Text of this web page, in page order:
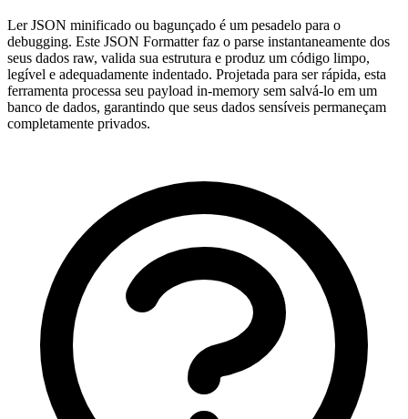
Ler JSON minificado ou bagunçado é um pesadelo para o
debugging. Este JSON Formatter faz o parse instantaneamente dos
seus dados raw, valida sua estrutura e produz um código limpo,
legível e adequadamente indentado. Projetada para ser rápida, esta
ferramenta processa seu payload in-memory sem salvá-lo em um
banco de dados, garantindo que seus dados sensíveis permaneçam
completamente privados.